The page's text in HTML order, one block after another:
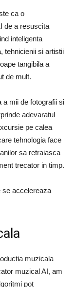
ca o
de a resuscita
inteligenta
tehnicienii si artistii
tangibila a
de mult.
a mii de fotografii si
adevaratul
pe calea
tehnologia face
sa retraiasca
trecator in timp.
se accelereaza
muzicala
muzical AI, am
pot